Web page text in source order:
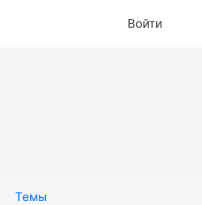
Войти
Темы